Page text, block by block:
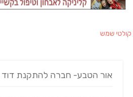
קולטי שמש
אור הטבע- חברה להתקנת